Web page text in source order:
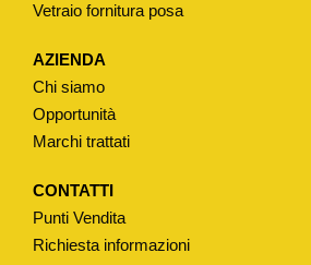
M
n
à
Vetraio fornitura posa
AZIENDA
Chi siamo
Opportunità
Marchi trattati
CONTATTI
Punti Vendita
Richiesta informazioni